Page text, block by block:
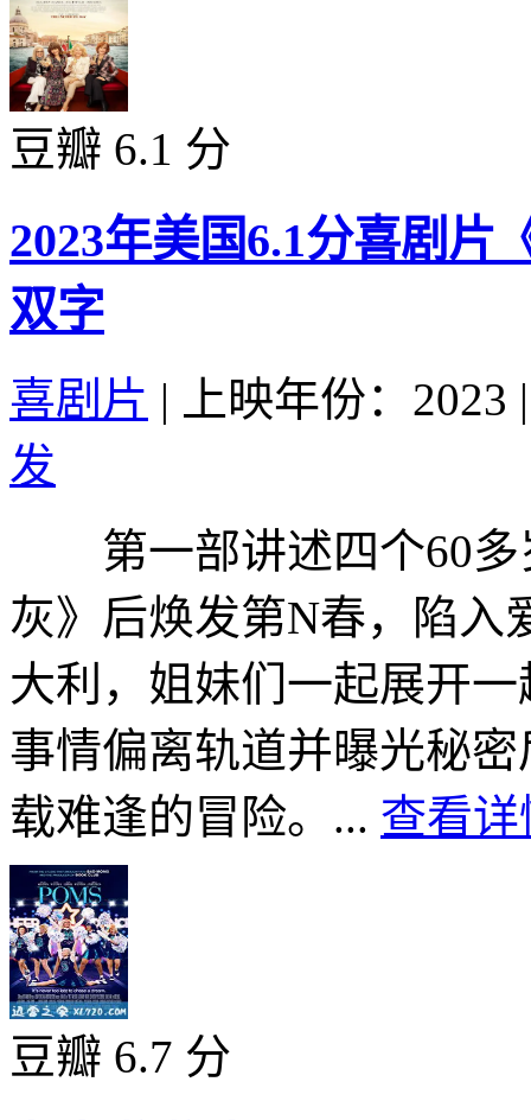
豆瓣 6.1 分
2023年美国6.1分喜剧片
双字
喜剧片 | 上映年份：2023 |
发
第一部讲述四个60多
灰》后焕发第N春，陷入
大利，姐妹们一起展开
事情偏离轨道并曝光秘
载难逢的冒险。... 查看详
豆瓣 6.7 分